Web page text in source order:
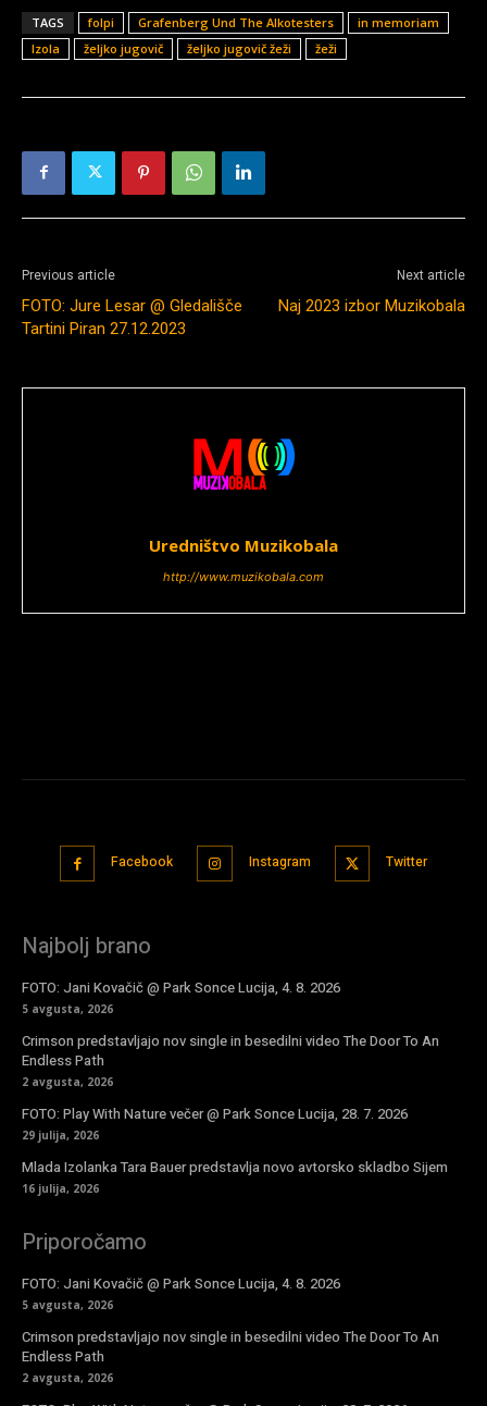
TAGS folpi Grafenberg Und The Alkotesters
in memoriam
Izola
željko jugovič željko jugovič žeži žeži
Previous article
FOTO: Jure Lesar @ Gledališče
Tartini Piran 27.12.2023
Next article
Naj 2023 izbor Muzikobala
Uredništvo Muzikobala
http://www.muzikobala.com
Facebook Instagram Twitter
Najbolj brano
FOTO: Jani Kovačič @ Park Sonce Lucija, 4. 8. 2026
5 avgusta, 2026
Crimson predstavljajo nov single in besedilni video The Door To An
Endless Path
2 avgusta, 2026
FOTO: Play With Nature večer @ Park Sonce Lucija, 28. 7. 2026
29 julija, 2026
Mlada Izolanka Tara Bauer predstavlja novo avtorsko skladbo Sijem
16 julija, 2026
Priporočamo
FOTO: Jani Kovačič @ Park Sonce Lucija, 4. 8. 2026
5 avgusta, 2026
Crimson predstavljajo nov single in besedilni video The Door To An
Endless Path
2 avgusta, 2026